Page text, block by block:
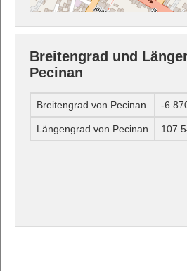
Breitengrad und
Pecinan
Breitengrad von Pecinan -
Längengrad von Pecinan